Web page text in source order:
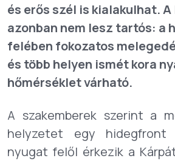
és erős szél is kialakulhat.
azonban nem lesz tartós: a
felében fokozatos
és több helyen ismét kora
hőmérséklet várható.
A szakemberek szerint a
helyzetet egy hidegfront
nyugat felől érkezik a